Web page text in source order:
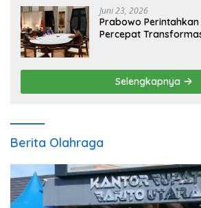
Juni 23, 2026
Prabowo
Percepat
Selengkapnya
Berita Olahraga